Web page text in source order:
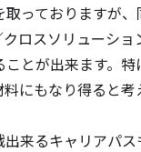
っておりますが
ロスソリューショ
とが出来ます。特
にもなり得ると考
来るキャリアパ